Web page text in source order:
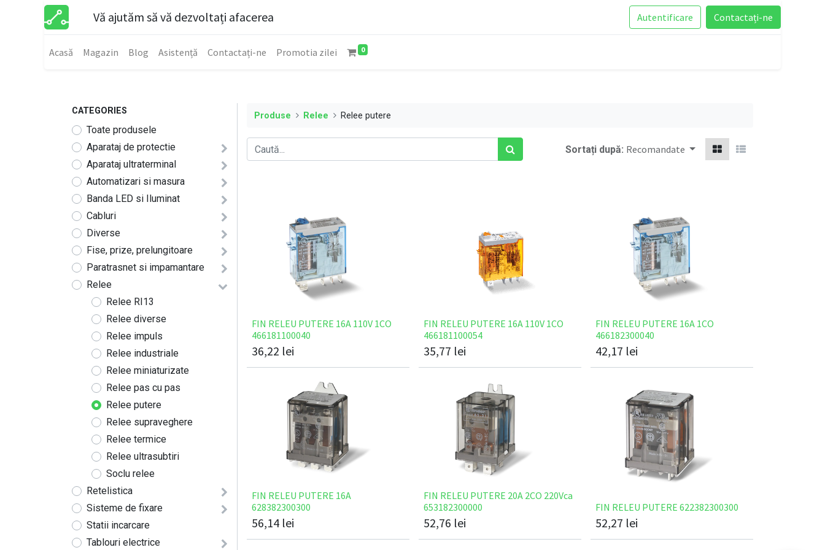
Vă ajutăm să vă dezvoltați afacerea Autentificare Contactați-ne
Acasă Magazin Blog Asistență Contactați-ne Promotia zilei 0
CATEGORIES
Toate produsele
Aparataj de protectie
Aparataj ultraterminal
Automatizari si masura
Banda LED si Iluminat
Cabluri
Diverse
Fise, prize, prelungitoare
Paratrasnet si impamantare
Relee
Relee RI13
Relee diverse
Relee impuls
Relee industriale
Relee miniaturizate
Relee pas cu pas
Relee putere
Relee supraveghere
Relee termice
Relee ultrasubtiri
Soclu relee
Retelistica
Sisteme de fixare
Statii incarcare
Tablouri electrice
Produse Relee Relee putere
Sortați după: Recomandate
FIN RELEU PUTERE 16A 110V 1CO
466181100040
36,22 lei
FIN RELEU PUTERE 16A 110V 1CO
466181100054
35,77 lei
FIN RELEU PUTERE 16A 1CO
466182300040
42,17 lei
FIN RELEU PUTERE 16A
628382300300
56,14 lei
FIN RELEU PUTERE 20A 2CO 220Vca
653182300000
52,76 lei
FIN RELEU PUTERE 622382300300
52,27 lei